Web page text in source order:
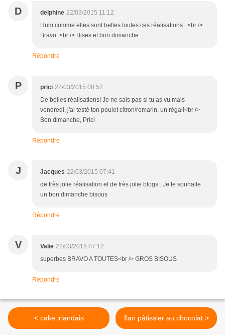
D delphine 22/03/2015 11:12
Hum comme elles sont belles toutes ces réalisations...<br />
Bravo..<br /> Bises et bon dimanche
Répondre
P prici 22/03/2015 08:52
De belles réalisations! Je ne sais pas si tu as vu mais
vendredi, j'ai testé ton poulet citron/romarin, un régal!<br />
Bon dimanche, Prici
Répondre
J Jacques 22/03/2015 07:41
de très jolie réalisation et de très jolie blogs . Je te souhaite
un bon dimanche bisous
Répondre
V Valie 22/03/2015 07:12
superbes BRAVO A TOUTES<br /> GROS BISOUS
Répondre
< cake irlandais flan pâtissier au chocolat >